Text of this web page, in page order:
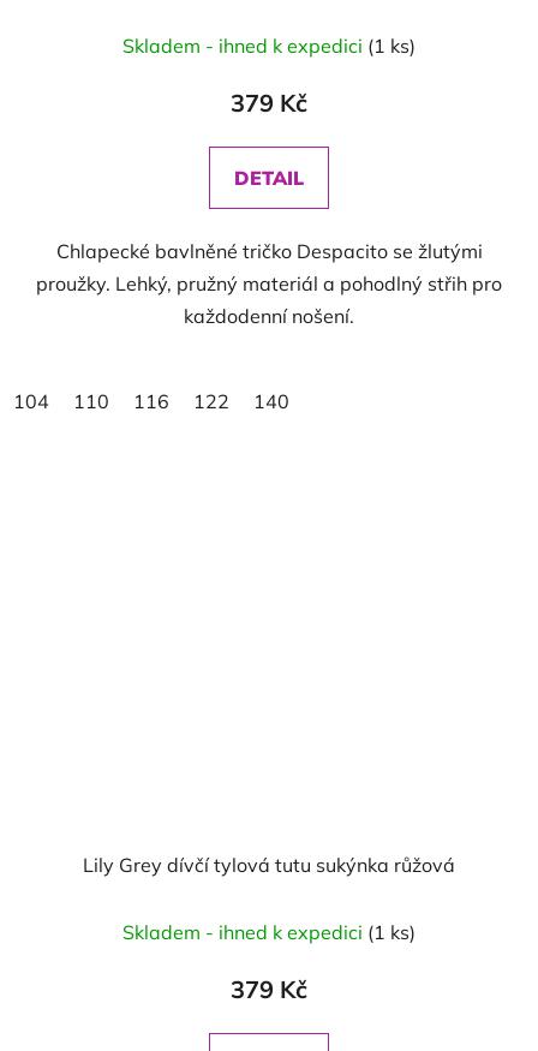
Skladem - ihned k expedici (1 ks)
379 Kč
DETAIL
Chlapecké bavlněné tričko Despacito se žlutými
proužky. Lehký, pružný materiál a pohodlný střih pro
každodenní nošení.
104 110 116 122 140
Lily Grey dívčí tylová tutu sukýnka růžová
Skladem - ihned k expedici (1 ks)
379 Kč